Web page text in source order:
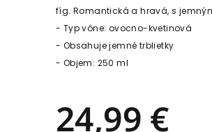
fíg. Romantická a hravá, s
- Typ vône: ovocno-kvetinová
- Obsahuje jemné trblietky
- Objem: 250 ml
24,99 €